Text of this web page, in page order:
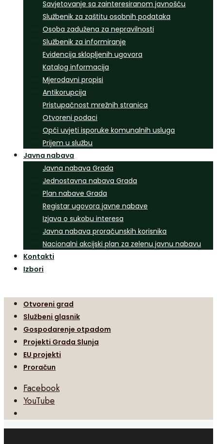
Savjetovanje sa zainteresiranom javnošću
Službenik za zaštitu osobnih podataka
Osoba zadužena za nepravilnosti
Službenik za informiranje
Evidencija sklopljenih ugovora
Katalog informacija
Mjerodavni propisi
Antikorupcija
Pristupačnost mrežnih stranica
Otvoreni podaci
Opći uvjeti isporuke komunalnih usluga
Prijem u službu
Javna nabava
Javna nabava Grada
Jednostavna nabava Grada
Plan nabave Grada
Registar ugovora javne nabave
Izjava o sukobu interesa
Javna nabava proračunskih korisnika
Nacionalni akcijski plan za zelenu javnu nabavu
Kontakti
Izbori
Otvoreni grad
Službeni glasnik
Gospodarenje otpadom
Projekti Grada Slunja
EU projekti
Proračun
Facebook
YouTube
Search